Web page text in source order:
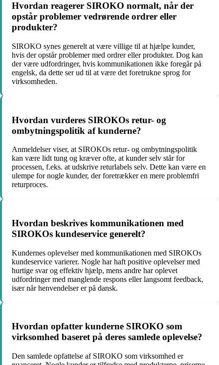
Hvordan reagerer SIROKO normalt, når der
opstår problemer vedrørende ordrer eller
produkter?
SIROKO synes generelt at være villige til at hjælpe kunder,
hvis der opstår problemer med ordrer eller produkter. Dog kan
der være udfordringer, hvis kommunikationen ikke foregår på
engelsk, da dette ser ud til at være det foretrukne sprog for
virksomheden.
Hvordan vurderes SIROKOs retur- og
ombytningspolitik af kunderne?
Anmeldelser viser, at SIROKOs retur- og ombytningspolitik
kan være lidt tung og kræver ofte, at kunder selv står for
processen, f.eks. at udskrive returlabels selv. Dette kan være en
ulempe for nogle kunder, der foretrækker en mere problemfri
returproces.
Hvordan beskrives kommunikationen med
SIROKOs kundeservice generelt?
Kundernes oplevelser med kommunikationen med SIROKOs
kundeservice varierer. Nogle har haft positive oplevelser med
hurtige svar og effektiv hjælp, mens andre har oplevet
udfordringer med manglende respons eller langsomt feedback,
især når henvendelser er på dansk.
Hvordan opfatter kunderne SIROKO som
virksomhed baseret på deres samlede oplevelse?
Den samlede opfattelse af SIROKO som virksomhed er